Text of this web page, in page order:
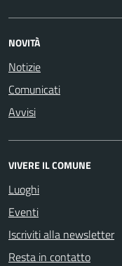
NOVITÀ
Notizie
Comunicati
Avvisi
VIVERE IL COMUNE
Luoghi
Eventi
Iscriviti alla newsletter
Resta in contatto